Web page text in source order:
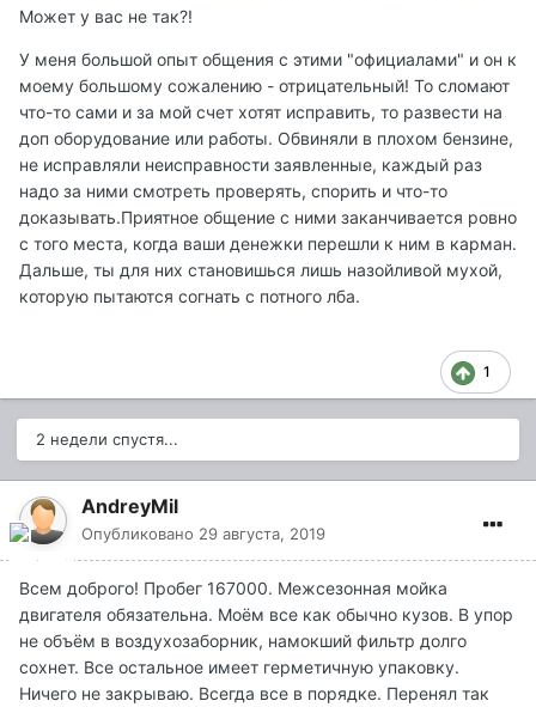
Может у вас не так?!
У меня большой опыт общения с этими "официалами" и он к
моему большому сожалению - отрицательный! То сломают
что-то сами и за мой счет хотят исправить, то развести на
доп оборудование или работы. Обвиняли в плохом бензине,
не исправляли неисправности заявленные, каждый раз
надо за ними смотреть проверять, спорить и что-то
доказывать.Приятное общение с ними заканчивается ровно
с того места, когда ваши денежки перешли к ним в карман.
Дальше, ты для них становишься лишь назойливой мухой,
которую пытаются согнать с потного лба.
1
2 недели спустя...
AndreyMil
Опубликовано 29 августа, 2019
Всем доброго! Пробег 167000. Межсезонная мойка
двигателя обязательна. Моём все как обычно кузов. В упор
не объём в воздухозаборник, намокший фильтр долго
сохнет. Все остальное имеет герметичную упаковку.
Ничего не закрываю. Всегда все в порядке. Перенял так